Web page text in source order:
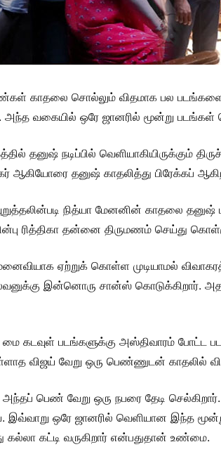
காதலை சொல்லும் விதமாக பல
வகையில் ஒரே ஜானரில் மூன்று படங்கள்
தனுஷ் நடிப்பில் வெளியாகியிருக்கும்
ஆகியோரை தனுஷ் காதலித்து பிரேக்கப்
நித்யா மேனனின் காதலை
ரித்திகா தன்னை திருமணம் செய்து
ஏற்றுக் கொள்ள முடியாமல்
இன்னொரு சான்ஸ் கொடுக்கிறார்.
மை கடவுள் படங்களுக்கு அஸ்திவாரம் போட்ட
விஜய் வேறு ஒரு பெண்ணுடன் காதலில்
பெண் வேறு ஒரு நபரை தேடி
ஒரே ஜானரில் வெளியான இந்த
கட்டி வருகிறார் என்பதுதான் உண்மை.